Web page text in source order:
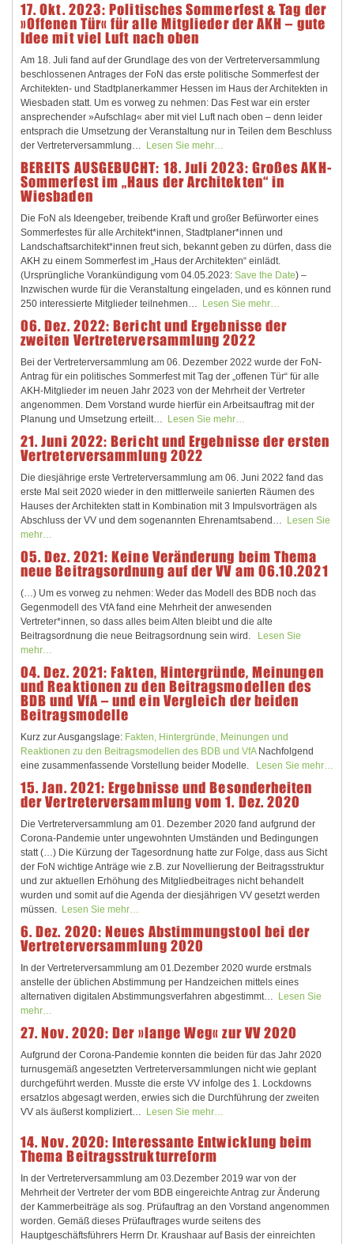
17. Okt. 2023: Politisches Sommerfest & Tag der
»Offenen Tür« für alle Mitglieder der AKH – gute
Idee mit viel Luft nach oben
Am 18. Juli fand auf der Grundlage des von der Vertreterversammlung
beschlossenen Antrages der FoN das erste politische Sommerfest der
Architekten- und Stadtplanerkammer Hessen im Haus der Architekten in
Wiesbaden statt. Um es vorweg zu nehmen: Das Fest war ein erster
ansprechender »Aufschlag« aber mit viel Luft nach oben – denn leider
entsprach die Umsetzung der Veranstaltung nur in Teilen dem Beschluss
der Vertreterversammlung…
Lesen Sie mehr…
BEREITS AUSGEBUCHT: 18. Juli 2023: Großes AKH-
Sommerfest im „Haus der Architekten“ in
Wiesbaden
Die FoN als Ideengeber, treibende Kraft und großer Befürworter eines
Sommerfestes für alle Architekt*innen, Stadtplaner*innen und
Landschaftsarchitekt*innen freut sich, bekannt geben zu dürfen, dass die
AKH zu einem Sommerfest im „Haus der Architekten“ einlädt.
(Ursprüngliche Vorankündigung vom 04.05.2023: Save the Date) –
Inzwischen wurde für die Veranstaltung eingeladen, und es können rund
250 interessierte Mitglieder teilnehmen…
Lesen Sie mehr…
06. Dez. 2022: Bericht und Ergebnisse der
zweiten Vertreterversammlung 2022
Bei der Vertreterversammlung am 06. Dezember 2022 wurde der FoN-
Antrag für ein politisches Sommerfest mit Tag der „offenen Tür“ für alle
AKH-Mitglieder im neuen Jahr 2023 von der Mehrheit der Vertreter
angenommen. Dem Vorstand wurde hierfür ein Arbeitsauftrag mit der
Planung und Umsetzung erteilt…
Lesen Sie mehr…
21. Juni 2022: Bericht und Ergebnisse der ersten
Vertreterversammlung 2022
Die diesjährige erste Vertreterversammlung am 06. Juni 2022 fand das
erste Mal seit 2020 wieder in den mittlerweile sanierten Räumen des
Hauses der Architekten statt in Kombination mit 3 Impulsvorträgen als
Abschluss der VV und dem sogenannten Ehrenamtsabend…
Lesen Sie
mehr…
05. Dez. 2021: Keine Veränderung beim Thema
neue Beitragsordnung auf der VV am 06.10.2021
(…) Um es vorweg zu nehmen: Weder das Modell des BDB noch das
Gegenmodell des VfA fand eine Mehrheit der anwesenden
Vertreter*innen, so dass alles beim Alten bleibt und die alte
Beitragsordnung die neue Beitragsordnung sein wird.
Lesen Sie
mehr…
04. Dez. 2021: Fakten, Hintergründe, Meinungen
und Reaktionen zu den Beitragsmodellen des
BDB und VfA – und ein Vergleich der beiden
Beitragsmodelle
Kurz zur Ausgangslage: Fakten, Hintergründe, Meinungen und
Reaktionen zu den Beitragsmodellen des BDB und VfA Nachfolgend
eine zusammenfassende Vorstellung beider Modelle.
Lesen Sie mehr…
15. Jan. 2021: Ergebnisse und Besonderheiten
der Vertreterversammlung vom 1. Dez. 2020
Die Vertreterversammlung am 01. Dezember 2020 fand aufgrund der
Corona-Pandemie unter ungewohnten Umständen und Bedingungen
statt (…) Die Kürzung der Tagesordnung hatte zur Folge, dass aus Sicht
der FoN wichtige Anträge wie z.B. zur Novellierung der Beitragsstruktur
und zur aktuellen Erhöhung des Mitgliedbeitrages nicht behandelt
wurden und somit auf die Agenda der diesjährigen VV gesetzt werden
müssen. Lesen Sie mehr…
6. Dez. 2020: Neues Abstimmungstool bei der
Vertreterversammlung 2020
In der Vertreterversammlung am 01.Dezember 2020 wurde erstmals
anstelle der üblichen Abstimmung per Handzeichen mittels eines
alternativen digitalen Abstimmungsverfahren abgestimmt…
Lesen Sie
mehr…
27. Nov. 2020: Der »lange Weg« zur VV 2020
Aufgrund der Corona-Pandemie konnten die beiden für das Jahr 2020
turnusgemäß angesetzten Vertreterversammlungen nicht wie geplant
durchgeführt werden. Musste die erste VV infolge des 1. Lockdowns
ersatzlos abgesagt werden, erwies sich die Durchführung der zweiten
VV als äußerst kompliziert…
Lesen Sie mehr…
14. Nov. 2020: Interessante Entwicklung beim
Thema Beitragsstrukturreform
In der Vertreterversammlung am 03.Dezember 2019 war von der
Mehrheit der Vertreter der vom BDB eingereichte Antrag zur Änderung
der Kammerbeiträge als sog. Prüfauftrag an den Vorstand angenommen
worden. Gemäß dieses Prüfauftrages wurde seitens des
Hauptgeschäftsführers Herrn Dr. Kraushaar auf Basis der einreichten